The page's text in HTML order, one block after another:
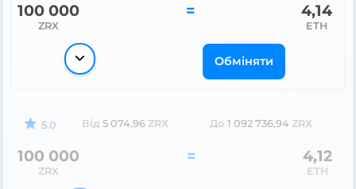
100 000
ZRX
= 4,14
ETH
Обміняти
5.0 Від 5 074,96 ZRX До 1 092 736,94 ZRX
100 000
ZRX
= 4,12
ETH